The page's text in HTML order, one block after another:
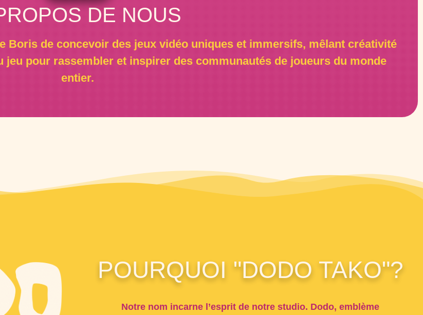
DE NOUS
Boris de concevoir des jeux vidéo uniques et immersifs, mêlant créativité
jeu pour rassembler et inspirer des communautés de joueurs du monde
entier.
POURQUOI "DODO TAKO"?
Notre nom incarne l’esprit de notre studio. Dodo, emblème